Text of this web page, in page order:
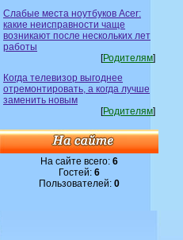
Слабые места ноутбуков Acer:
какие неисправности чаще
возникают после нескольких лет
работы
[Родителям]
Когда телевизор выгоднее
отремонтировать, а когда лучше
заменить новым
[Родителям]
На сайте всего: 6
Гостей: 6
Пользователей: 0